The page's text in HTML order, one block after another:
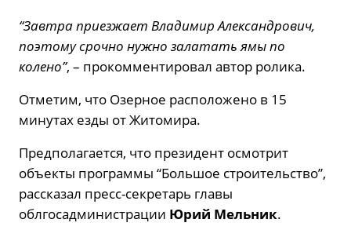
“Завтра приезжает Владимир Александрович,
поэтому срочно нужно залатать ямы по
колено”, – прокомментировал автор ролика.
Отметим, что Озерное расположено в 15
минутах езды от Житомира.
Предполагается, что президент осмотрит
объекты программы “Большое строительство”,
рассказал пресс-секретарь главы
облгосадминистрации Юрий Мельник.